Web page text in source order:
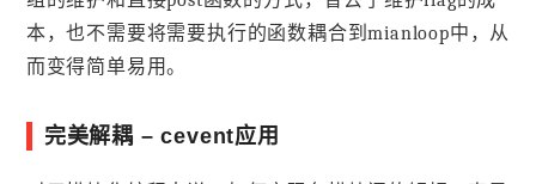
本，也不需要将需要执行的函数耦合到mianloop中，从
而变得简单易用。
完美解耦 – cevent应用